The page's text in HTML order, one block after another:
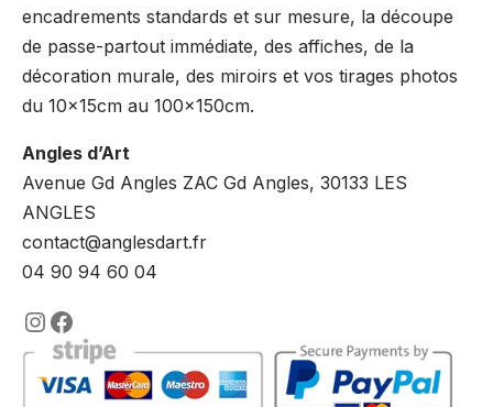
encadrements standards et sur mesure, la découpe
de passe-partout immédiate, des affiches, de la
décoration murale, des miroirs et vos tirages photos
du 10x15cm au 100x150cm.
Angles d’Art
Avenue Gd Angles ZAC Gd Angles, 30133 LES
ANGLES
contact@anglesdart.fr
04 90 94 60 04
https://www.instagram.com/
https://www.facebook.com/